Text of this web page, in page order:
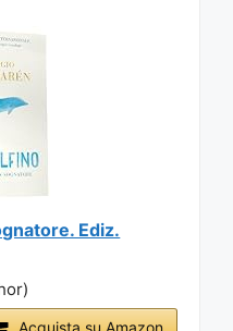
Ediz.
Acquista su Amazon